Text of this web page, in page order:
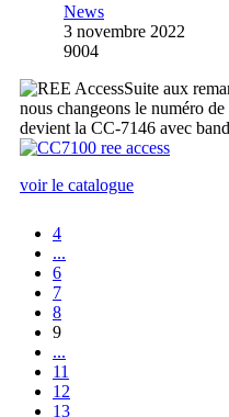
News
3 novembre 2022
9004
Suite aux
nous changeons le numéro
devient la CC-7146 avec
voir le catalogue
4
...
6
7
8
9
...
11
12
13